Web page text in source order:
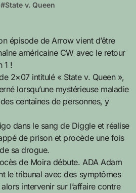
#State v. Queen
épisode de Arrow vient d’être
américaine CW avec le retour
1 !
2×07 intitulé « State v. Queen »,
lorsqu’une mystérieuse maladie
centaines de personnes, y
dans le sang de Diggle et réalise
de prison et procède une fois
sa drogue.
de Moira débute. ADA Adam
le tribunal avec des symptômes
intervenir sur l’affaire contre